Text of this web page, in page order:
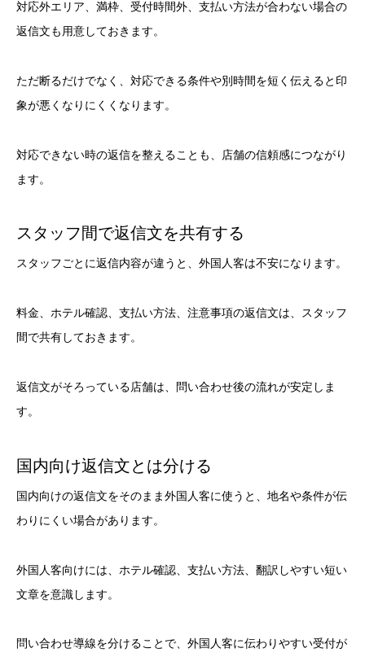
対応外エリア、満枠、受付時間外、支払い方法が合わない場合の
返信文も用意しておきます。
ただ断るだけでなく、対応できる条件や別時間を短く伝えると印
象が悪くなりにくくなります。
対応できない時の返信を整えることも、店舗の信頼感につながり
ます。
スタッフ間で返信文を共有する
スタッフごとに返信内容が違うと、外国人客は不安になります。
料金、ホテル確認、支払い方法、注意事項の返信文は、スタッフ
間で共有しておきます。
返信文がそろっている店舗は、問い合わせ後の流れが安定しま
す。
国内向け返信文とは分ける
国内向けの返信文をそのまま外国人客に使うと、地名や条件が伝
わりにくい場合があります。
外国人客向けには、ホテル確認、支払い方法、翻訳しやすい短い
文章を意識します。
問い合わせ導線を分けることで、外国人客に伝わりやすい受付が